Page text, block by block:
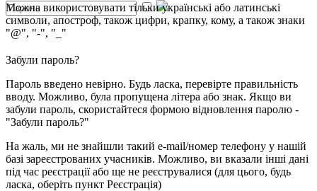
Можна використовувати тільки українські або латинські
символи, апостроф, також цифри, крапку, кому, а також знаки
"@", "-", "_"
Забули пароль?
Пароль введено невірно. Будь ласка, перевірте правильність
вводу. Можливо, була пропущена літера або знак. Якщо ви
забули пароль, скористайтеся формою відновлення паролю -
"Забули пароль?"
На жаль, ми не знайшли такий e-mail/номер телефону у нашій
базі зареєстрованих учасників. Можливо, ви вказали інші дані
під час реєстрації або ще не реєструвалися (для цього, будь
ласка, оберіть пункт Реєстрація)